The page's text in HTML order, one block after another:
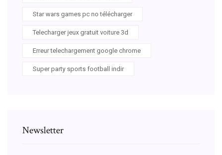
Star wars games pc no télécharger
Telecharger jeux gratuit voiture 3d
Erreur telechargement google chrome
Super party sports football indir
Newsletter